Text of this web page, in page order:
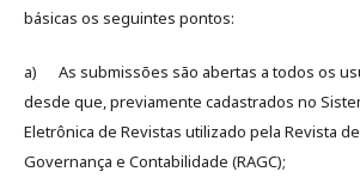
básicas os seguintes pontos:
a) As submissões são abertas a todos os
desde que, previamente cadastrados no
Eletrônica de Revistas utilizado pela Revista
Governança e Contabilidade (RAGC);